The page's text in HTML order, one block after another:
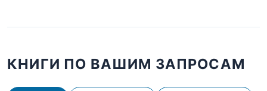
КНИГИ ПО ВАШИМ ЗАПРОСАМ